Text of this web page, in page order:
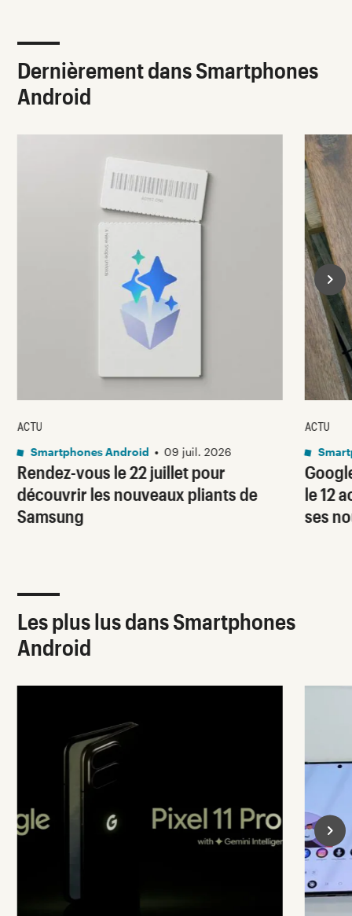
Dernièrement dans Smartphones
Android
Rendez-vous le 22 juillet pour
découvrir les nouveaux pliants de
Samsung
ACTU
Smartphones Android • 09 juil. 2026
le 12
ses
ACTU
Les plus lus dans Smartphones
Android